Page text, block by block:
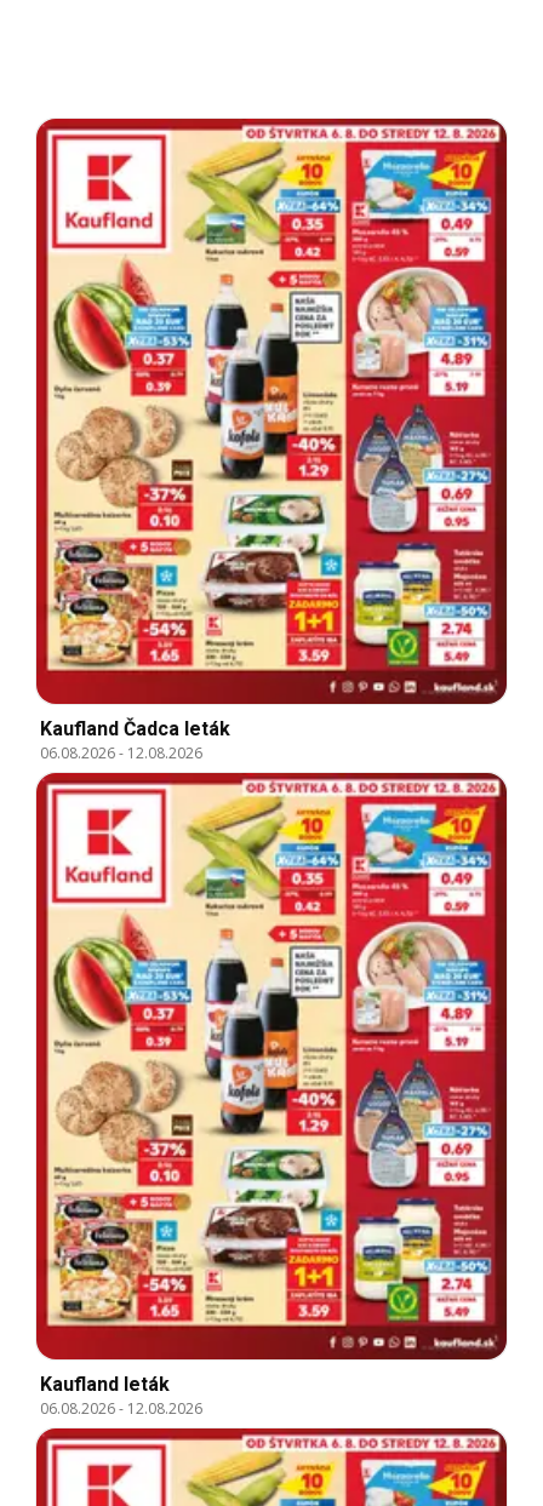
Kaufland Čadca leták
06.08.2026- 12.08.2026
Kaufland leták
06.08.2026- 12.08.2026